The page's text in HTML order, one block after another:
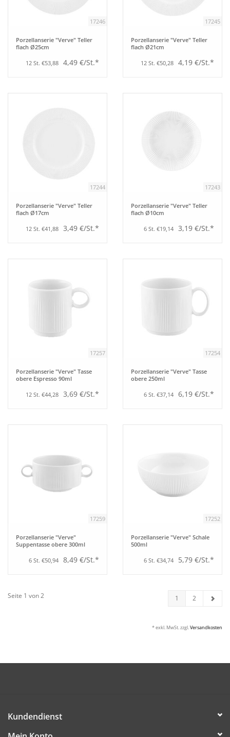
17246
Porzellanserie "Verve" Teller
flach Ø25cm
12 St. €53,88 4,49 €/St.*
17245
Porzellanserie "Verve" Teller
flach Ø21cm
12 St. €50,28 4,19 €/St.*
17244
Porzellanserie "Verve" Teller
flach Ø17cm
12 St. €41,88 3,49 €/St.*
17243
Porzellanserie "Verve" Teller
flach Ø10cm
6 St. €19,14 3,19 €/St.*
17257
Porzellanserie "Verve" Tasse
obere Espresso 90ml
12 St. €44,28 3,69 €/St.*
17254
Porzellanserie "Verve" Tasse
obere 250ml
6 St. €37,14 6,19 €/St.*
17259
Porzellanserie "Verve"
Suppentasse obere 300ml
6 St. €50,94 8,49 €/St.*
17252
Porzellanserie "Verve" Schale
500ml
6 St. €34,74 5,79 €/St.*
Seite 1 von 2 1 2
* exkl. MwSt. zzgl.Versandkosten
Kundendienst